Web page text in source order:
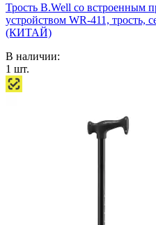
Трость B.Well со встроенным
устройством WR-411, трость,
(КИТАЙ)
В наличии:
1 шт.